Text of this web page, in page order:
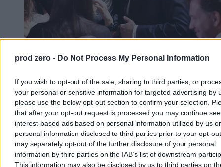
prod zero - Do Not Process My Personal Information
If you wish to opt-out of the sale, sharing to third parties, or
your personal or sensitive information for targeted advertising by
please use the below opt-out section to confirm your selection.
that after your opt-out request is processed you may continue
interest-based ads based on personal information utilized by us or
personal information disclosed to third parties prior to your opt-
may separately opt-out of the further disclosure of your personal
information by third parties on the IAB’s list of downstream
This information may also be disclosed by us to third parties on
FIFA broni Infantino. Wydano specjalny
Międzynarodowa Federacja Piłki Nożnej stanowczo odpowiada na
powracającą falę krytyki. Światowa centrala opublikowała
oświadczenie, w którym zarzuca swoim przeciwnikom celową
dezinformację oraz próby podważenia pozycji prezydenta
Gianniego Infantino po doniesieniach o rzekomych dawnych
nieprawidłowościach.